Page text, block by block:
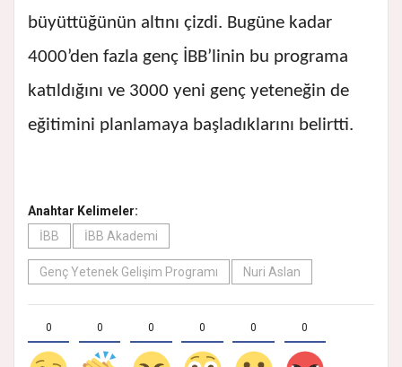
büyüttüğünün altını çizdi. Bugüne kadar
4000’den fazla genç İBB’linin bu programa
katıldığını ve 3000 yeni genç yeteneğin de
eğitimini planlamaya başladıklarını belirtti.
Anahtar Kelimeler:
İBB
İBB Akademi
Genç Yetenek Gelişim Programı Nuri Aslan
0 0 0 0 0 0